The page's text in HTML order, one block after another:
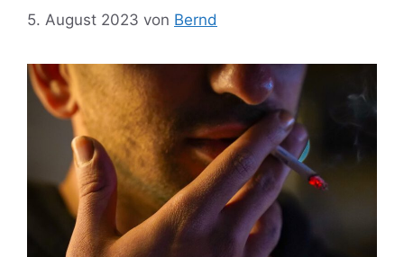
5. August 2023 von Bernd